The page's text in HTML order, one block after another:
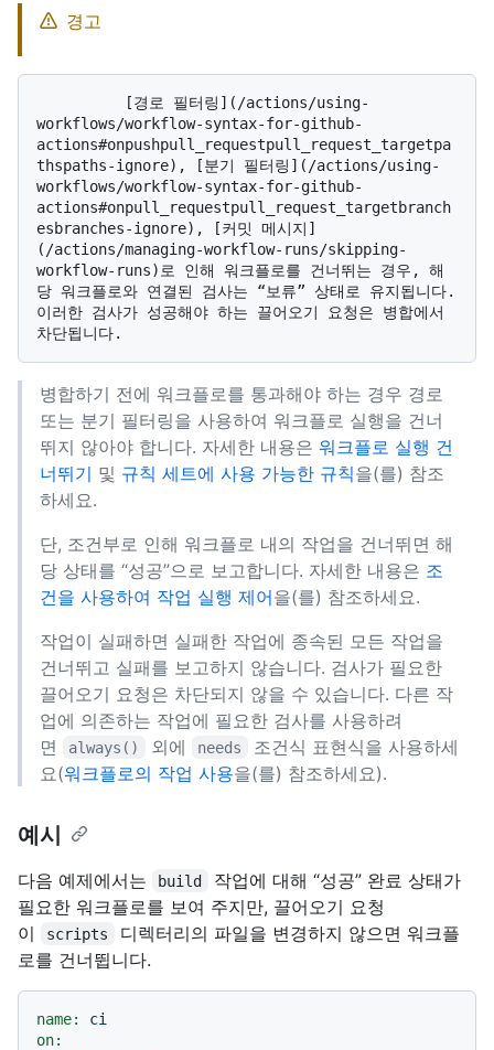
경고
workflows/workflow-syntax-for-github-
actions#onpushpull_requestpull_request_targetpa
thspaths-ignore), [분기 필터링](/actions/using-
workflows/workflow-syntax-for-github-
actions#onpull_requestpull_request_targetbranch
esbranches-ignore), [커밋 메시지]
(/actions/managing-workflow-runs/skipping-
workflow-runs)로 인해 워크플로를 건너뛰는 경우, 해
당 워크플로와 연결된 검사는 “보류” 상태로 유지됩니다.
이러한 검사가 성공해야 하는 끌어오기 요청은 병합에서
병합하기 전에 워크플로를 통과해야 하는 경우 경로
또는 분기 필터링을 사용하여 워크플로 실행을 건너
뛰지 않아야 합니다. 자세한 내용은 워크플로 실행 건
너뛰기 및 규칙 세트에 사용 가능한 규칙을(를) 참조
하세요.
단, 조건부로 인해 워크플로 내의 작업을 건너뛰면 해
당 상태를 “성공”으로 보고합니다. 자세한 내용은 조
건을 사용하여 작업 실행 제어을(를) 참조하세요.
작업이 실패하면 실패한 작업에 종속된 모든 작업을
건너뛰고 실패를 보고하지 않습니다. 검사가 필요한
끌어오기 요청은 차단되지 않을 수 있습니다. 다른 작
업에 의존하는 작업에 필요한 검사를 사용하려
면
always() 외에 needs
조건식 표현식을 사용하세
요(워크플로의 작업 사용을(를) 참조하세요).
예시
다음 예제에서는 build
작업에 대해 “성공” 완료 상태가
필요한 워크플로를 보여 주지만, 끌어오기 요청
이
scripts
디렉터리의 파일을 변경하지 않으면 워크플
로를 건너뜁니다.
name:
ci
on: